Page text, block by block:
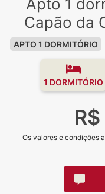
Apto 1
Capão da
APTO 1 DORMITÓRIO
1 DORMITÓRIO
Os valores e condições